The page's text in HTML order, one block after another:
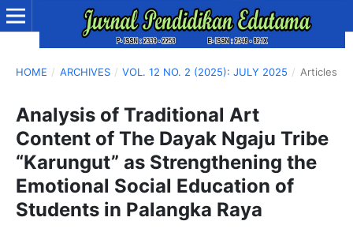
HOME / ARCHIVES / VOL. 12 NO. 2 (2025): JULY 2025 / Articles
Analysis of Traditional Art
Content of The Dayak Ngaju Tribe
“Karungut” as Strengthening the
Emotional Social Education of
Students in Palangka Raya